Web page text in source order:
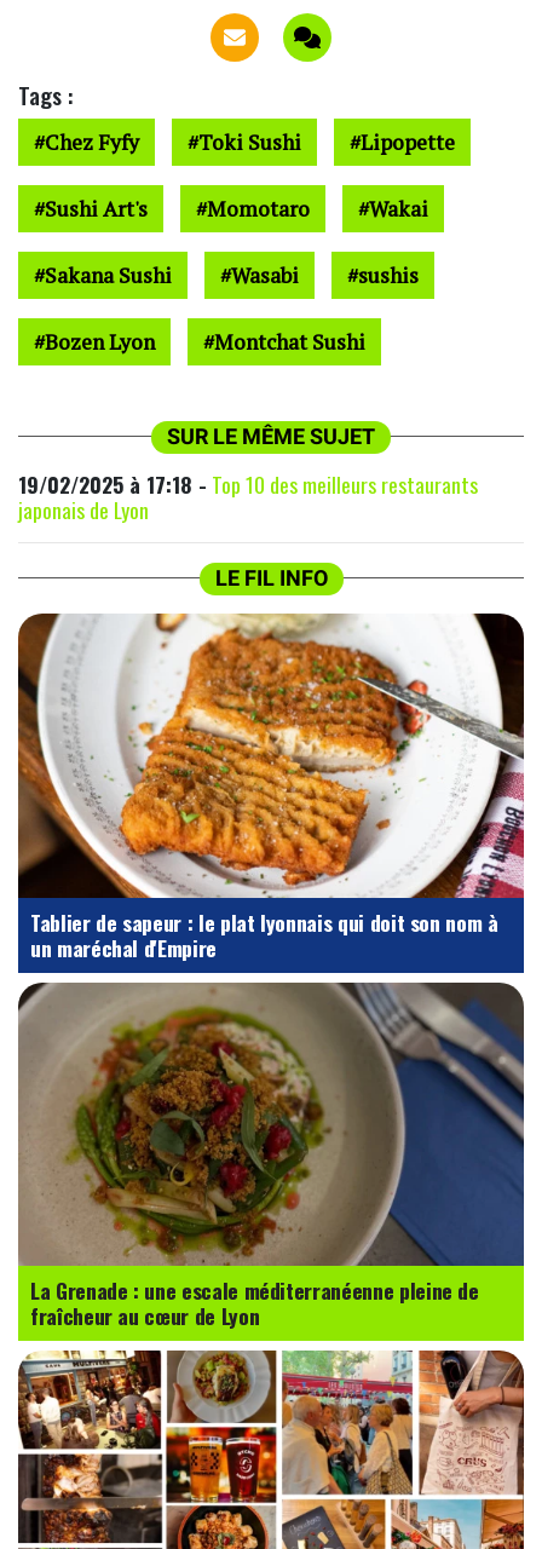
Tags :
Chez Fyfy Toki Sushi Lipopette
Sushi Art's Momotaro Wakai
Sakana Sushi Wasabi sushis
Bozen Lyon Montchat Sushi
SUR LE MÊME SUJET
19/02/2025 à 17:18 - Top 10 des meilleurs restaurants
japonais de Lyon
LE FIL INFO
Tablier de sapeur : le plat lyonnais qui doit son nom à
un maréchal d'Empire
La Grenade : une escale méditerranéenne pleine de
fraîcheur au cœur de Lyon